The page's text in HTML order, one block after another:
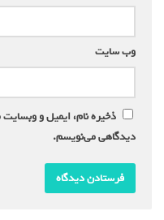
وب‌ سایت
ذخیره نام، ایمیل و
دیدگاهی می‌نویسم.